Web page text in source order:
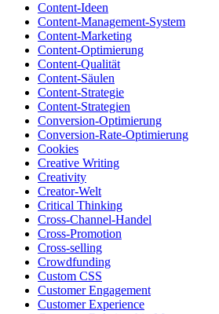
Content-Ideen
Content-Management-System
Content-Marketing
Content-Optimierung
Content-Qualität
Content-Säulen
Content-Strategie
Content-Strategien
Conversion-Optimierung
Conversion-Rate-Optimierung
Cookies
Creative Writing
Creativity
Creator-Welt
Critical Thinking
Cross-Channel-Handel
Cross-Promotion
Cross-selling
Crowdfunding
Custom CSS
Customer Engagement
Customer Experience